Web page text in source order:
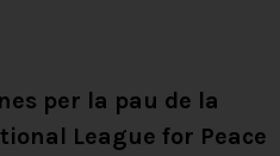
per la pau de la
League for Peace